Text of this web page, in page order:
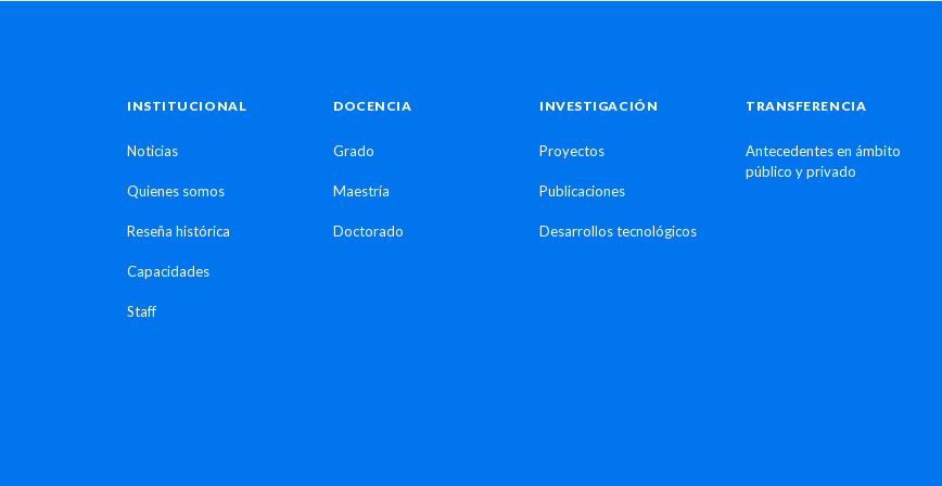
INSTITUCIONAL
Noticias
Quienes somos
Reseña histórica
Capacidades
Staff
DOCENCIA
Grado
Maestría
Doctorado
INVESTIGACIÓN
Proyectos
Publicaciones
Desarrollos tecnológicos
TRANSFERENCIA
Antecedentes en ámbito
público y privado